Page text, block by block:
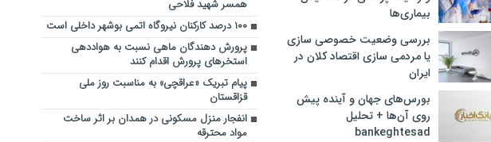
بیماری‌ها
بررسی وضعیت خصوصی سازی
یا مردمی سازی اقتصاد کلان در
ایران
بورس‌های جهان و آینده پیش
روی آن‌ها + تحلیل
bankeghtesad
همسر شهید فلاحی
۱۰۰ درصد کارکنان نیروگاه اتمی بوشهر داخلی است
پرورش دهندگان ماهی نسبت به هواددهی
استخرهای پرورش اقدام کنند
پیام تبریک «عراقچی» به مناسبت روز ملی
قزاقستان
انفجار منزل مسکونی در همدان بر اثر ساخت
مواد محترقه